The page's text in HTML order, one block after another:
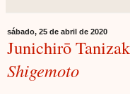
sábado, 25 de abril de 2020
Junichirō
Shigemoto